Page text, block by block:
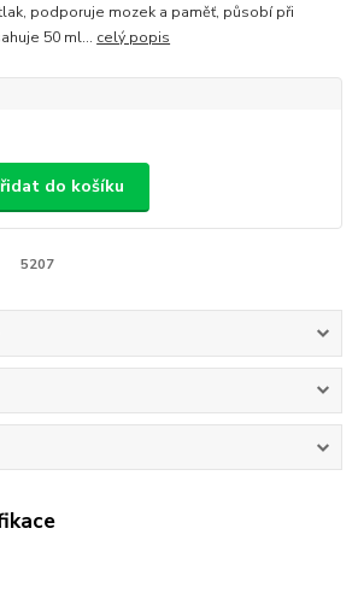
podporuje mozek a paměť, působí při
50 ml... celý popis
do košíku
5207